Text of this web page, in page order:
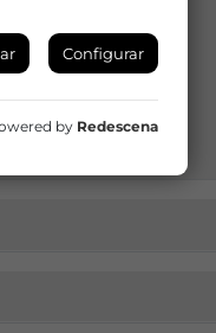
Configurar
by Redescena